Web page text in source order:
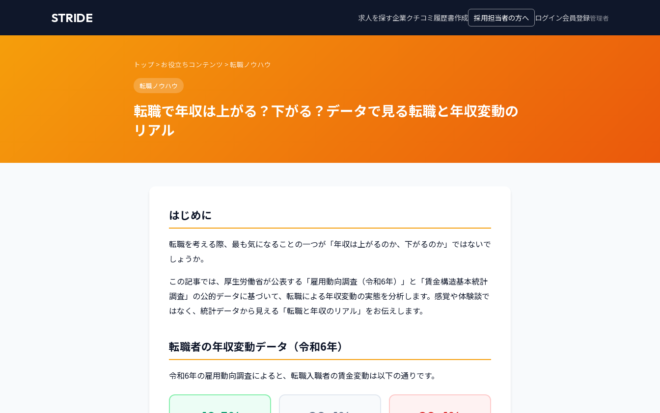
STRIDE 求人を探す企業クチコミ履歴書作成 採用担当者の方へ ログイン会員登録管理者
トップ > お役立ちコンテンツ > 転職ノウハウ
転職ノウハウ
転職で年収は上がる？下がる？データで見る転職と年収変動の
リアル
はじめに
転職を考える際、最も気になることの一つが「年収は上がるのか、下がるのか」ではないで
しょうか。
この記事では、厚生労働省が公表する「雇用動向調査（令和6年）」と「賃金構造基本統計
調査」の公的データに基づいて、転職による年収変動の実態を分析します。感覚や体験談で
はなく、統計データから見える「転職と年収のリアル」をお伝えします。
転職者の年収変動データ（令和6年）
令和6年の雇用動向調査によると、転職入職者の賃金変動は以下の通りです。